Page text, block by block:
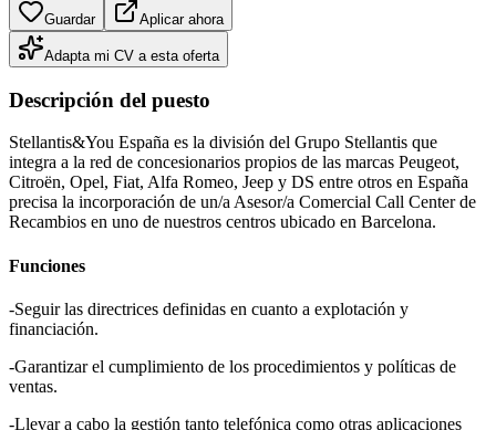
Guardar Aplicar ahora
Adapta mi CV a esta oferta
Descripción del puesto
Stellantis&You España es la división del Grupo Stellantis que
integra a la red de concesionarios propios de las marcas Peugeot,
Citroën, Opel, Fiat, Alfa Romeo, Jeep y DS entre otros en España
precisa la incorporación de un/a Asesor/a Comercial Call Center de
Recambios en uno de nuestros centros ubicado en Barcelona.
Funciones
-Seguir las directrices definidas en cuanto a explotación y
financiación.
-Garantizar el cumplimiento de los procedimientos y políticas de
ventas.
-Llevar a cabo la gestión tanto telefónica como otras aplicaciones